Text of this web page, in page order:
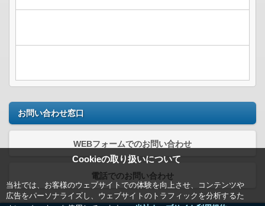
Cookieの取り扱いについて
当社では、お客様のウェブサイトでの体験を向上させ、コンテンツや
広告をパーソナライズし、ウェブサイトのトラフィックを分析するた
お問い合わせ窓口
WEBフォームでのお問い合わせ
電話でのお問い合わせ